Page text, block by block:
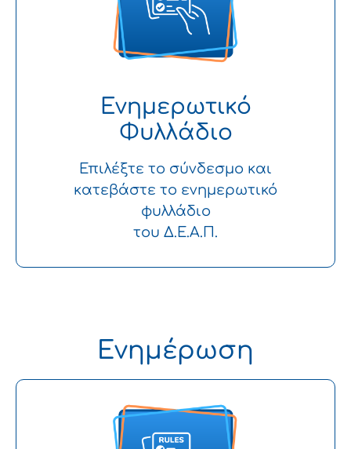
Ενημερωτικό
Φυλλάδιο
Επιλέξτε το σύνδεσμο και
κατεβάστε το ενημερωτικό
φυλλάδιο
του Δ.Ε.Α.Π.
Ενημέρωση